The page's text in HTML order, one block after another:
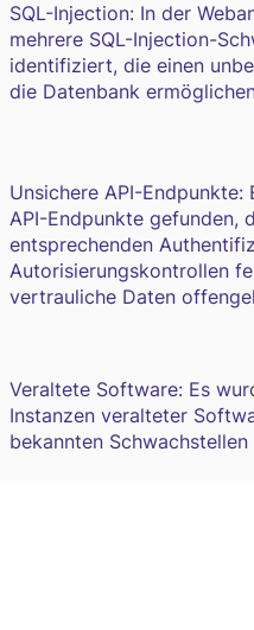
SQL-Injection: In der
mehrere SQL-Injection-
identifiziert, die einen
die Datenbank
Unsichere API-Endpunkte:
API-Endpunkte gefunden,
entsprechenden
Autorisierungskontrollen
vertrauliche Daten
Veraltete Software: Es
Instanzen veralteter
bekannten Schwachstellen